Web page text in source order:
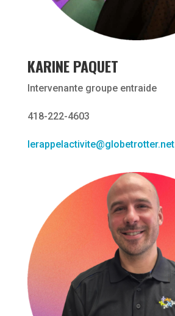
KARINE PAQUET
Intervenante groupe entraide
418-222-4603
lerappelactivite@globetrotter.net